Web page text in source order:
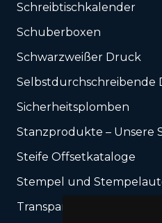
Schreibtischkalender
Schuberboxen
Schwarzweißer Druck
Selbstdurchschreibende
Sicherheitsplomben
Stanzprodukte – Unsere
Steife Offsetkataloge
Stempel und
Transparente Folien UV-